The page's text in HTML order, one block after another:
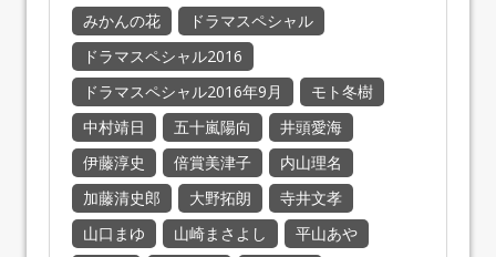
みかんの花
ドラマスペシャル
ドラマスペシャル2016
ドラマスペシャル2016年9月
モト冬樹
中村靖日
五十嵐陽向
井頭愛海
伊藤淳史
倍賞美津子
内山理名
加藤清史郎
大野拓朗
寺井文孝
山口まゆ
山崎まさよし
平山あや